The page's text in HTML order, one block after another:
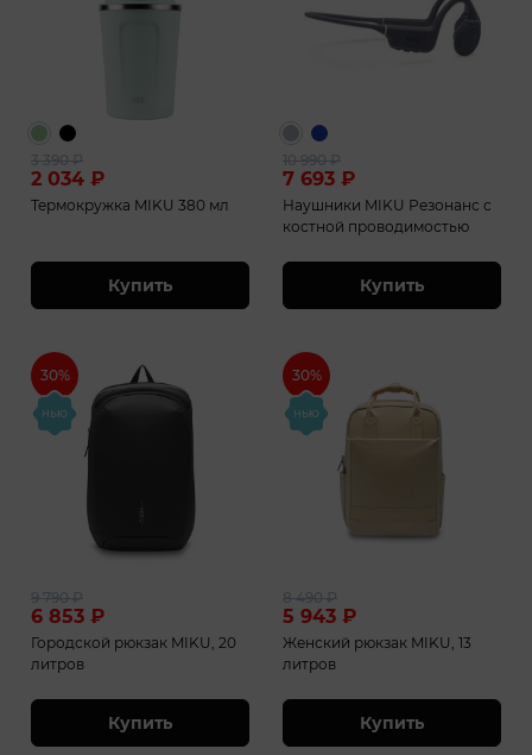
2 034 ₽
3 390₽
Термокружка MIKU 380 мл
Купить
7 693 ₽
10 990₽
Наушники MIKU Резонанс с
костной проводимостью
Купить
30%
6 853 ₽
9 790₽
Городской рюкзак MIKU, 20
литров
Купить
30%
5 943 ₽
8 490₽
Женский рюкзак MIKU, 13
литров
Купить